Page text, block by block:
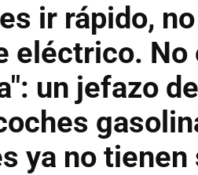
ir rápido,
eléctrico. No
un jefazo
ya no